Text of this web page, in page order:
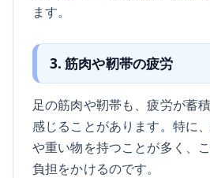
ます。
3. 筋肉や靭帯の疲労
足の筋肉や靭帯も、疲労が蓄
感じることがあります。特に
や重い物を持つことが多く、
負担をかけるのです。